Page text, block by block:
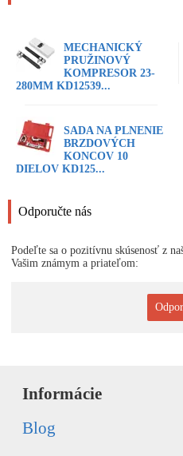
MECHANICKÝ
PRUŽINOVÝ
KOMPRESOR 23-
280MM KD12539...
SADA NA PLNENIE
BRZDOVÝCH
KONCOV 10
DIELOV KD125...
Odporučte nás
Podeľte sa o pozitívnu skúsenosť z
Vašim známym a priateľom:
Informácie
Blog